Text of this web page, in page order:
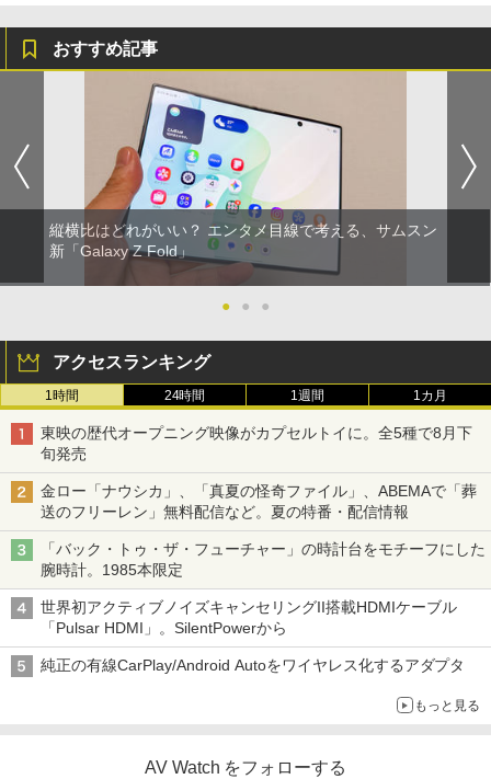
おすすめ記事
縦横比はどれがいい？ エンタメ目線で考える、サムスン
新「Galaxy Z Fold」
● ● ●
アクセスランキング
1時間 24時間 1週間 1カ月
東映の歴代オープニング映像がカプセルトイに。全5種で8月下
旬発売
金ロー「ナウシカ」、「真夏の怪奇ファイル」、ABEMAで「葬
送のフリーレン」無料配信など。夏の特番・配信情報
「バック・トゥ・ザ・フューチャー」の時計台をモチーフにした
腕時計。1985本限定
世界初アクティブノイズキャンセリングII搭載HDMIケーブル
「Pulsar HDMI」。SilentPowerから
純正の有線CarPlay/Android Autoをワイヤレス化するアダプタ
もっと見る
AV Watch をフォローする